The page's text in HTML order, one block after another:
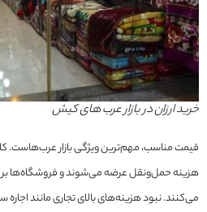
خرید ارزان در بازار عرب های کیش
قیمت مناسب، مهم‌ترین ویژگی بازار عرب‌هاست.
هزینه حمل‌ونقل عرضه می‌شوند و فروشگاه‌ها بر
می‌کنند. نبود هزینه‌های بالای تجاری مانند